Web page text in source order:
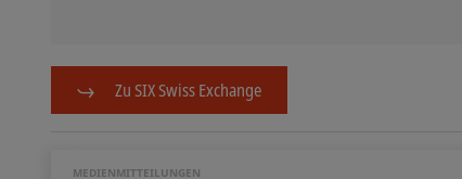
Zu SIX Swiss Exchange
MEDIENMITTEILUNGEN